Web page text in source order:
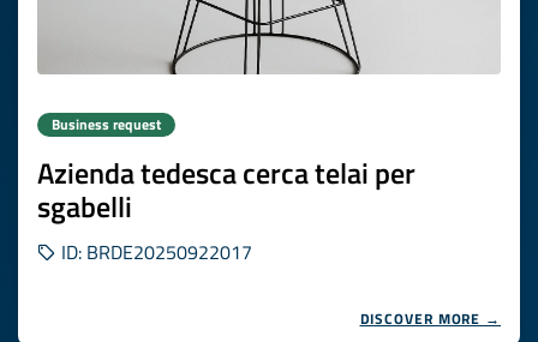
Business request
Azienda tedesca cerca telai per
sgabelli
ID: BRDE20250922017
DISCOVER MORE →